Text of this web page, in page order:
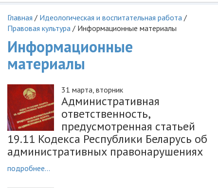
Главная / Идеологическая и воспитательная работа /
Правовая культура / Информационные материалы
Информационные
материалы
31 марта, вторник
Административная
ответственность,
предусмотренная статьей
19.11 Кодекса Республики Беларусь об
административных правонарушениях
подробнее...